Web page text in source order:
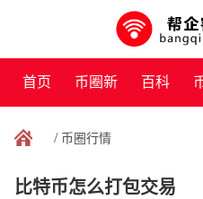
首页 币圈新
闻
百科
/ 币圈行情
比特币怎么打包交易